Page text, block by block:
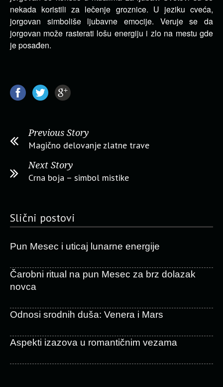
nekada koristili za lečenje groznice. U jeziku cveća,
jorgovan simboliše ljubavne emocije. Veruje se da
jorgovan može rasterati lošu energiju i zlo na mestu gde
je posađen.
Previous Story
Magično delovanje zlatne trave
Next Story
Crna boja – simbol mistike
Slični postovi
Pun Mesec i uticaj lunarne energije
Čarobni ritual na pun Mesec za brz dolazak
novca
Odnosi srodnih duša: Venera i Mars
Aspekti izazova u romantičnim vezama